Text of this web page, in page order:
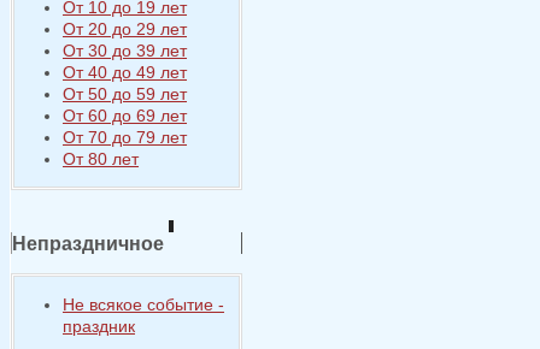
От 10 до 19 лет
От 20 до 29 лет
От 30 до 39 лет
От 40 до 49 лет
От 50 до 59 лет
От 60 до 69 лет
От 70 до 79 лет
От 80 лет
Непраздничное
Не всякое событие -
праздник